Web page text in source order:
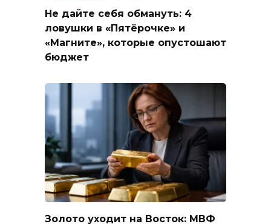
Не дайте себя обмануть: 4
ловушки в «Пятёрочке» и
«Магните», которые опустошают
бюджет
Золото уходит на Восток: МВФ